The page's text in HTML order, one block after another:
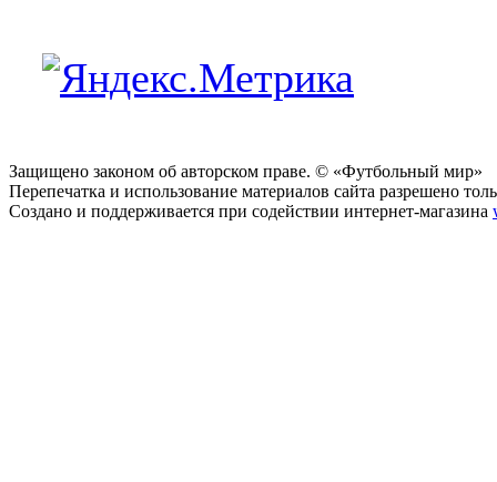
Защищено законом об авторском праве. © «Футбольный мир»
Перепечатка и использование материалов сайта разрешено
Создано и поддерживается при содействии интернет-магазина